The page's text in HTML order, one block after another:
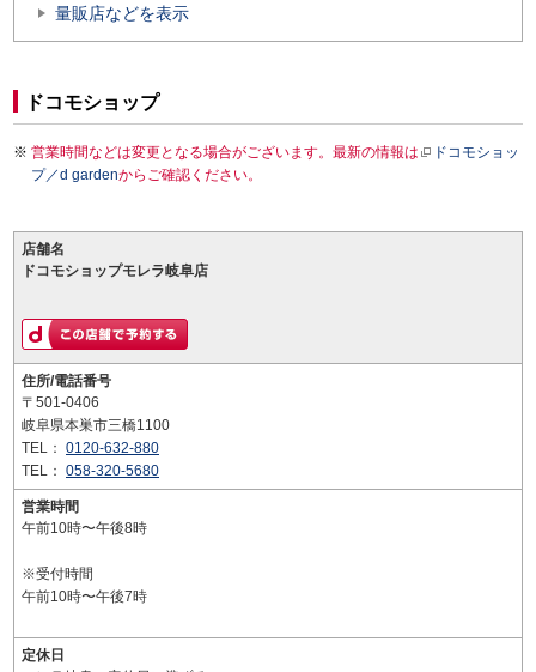
量販店などを表示
ドコモショップ
営業時間などは変更となる場合がございます。最新の情報は
ドコモショッ
プ／d gardenからご確認ください。
店舗名
ドコモショップモレラ岐阜店
住所/電話番号
〒501-0406
岐阜県本巣市三橋1100
TEL： 0120-632-880
TEL： 058-320-5680
営業時間
午前10時〜午後8時
※受付時間
午前10時〜午後7時
定休日